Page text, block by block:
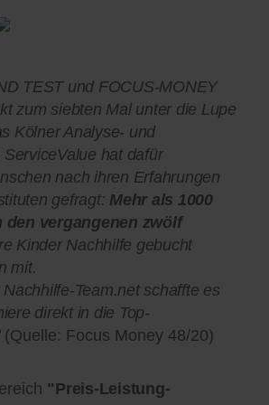
TEST und FOCUS-MONEY
zum siebten Mal unter die Lupe
Kölner Analyse- und
hat dafür
nach ihren Erfahrungen
gefragt: Mehr als 1000
den vergangenen zwölf
Kinder Nachhilfe gebucht
mit.
Team.net schaffte es
direkt in die Top-
(Quelle: Focus Money 48/20)
"Preis-Leistung-